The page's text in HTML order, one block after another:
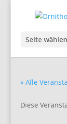
Seite wählen
« Alle
Diese